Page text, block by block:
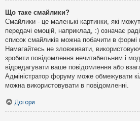
Що таке смайлики?
Смайлики - це маленькі картинки, які
передачі емоцій, наприклад, :) означає
список смайликів можна побачити в формі
Намагайтесь не зловживати,
зробити повідомлення нечитабельним і
відредагувати ваше повідомлення або
Адміністратор форуму може обмежувати
можна використовувати в повідомленні.
Догори